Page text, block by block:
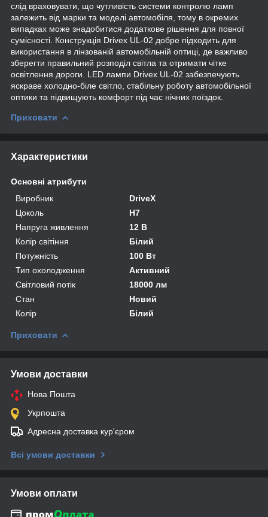
слід враховувати, що чутливість системи контролю ламп
залежить від марки та моделі автомобіля, тому в окремих
випадках може знадобитися додаткове рішення для повної
сумісності. Конструкція Drivex UL-02 добре підходить для
використання в лінзованій автомобільній оптиці, де важливо
зберегти правильний розподіл світла та отримати чітке
освітлення дороги. LED лампи Drivex UL-02 забезпечують
яскраве холодно-біле світло, стабільну роботу автомобільної
оптики та підвищують комфорт під час нічних поїздок.
Приховати
Характеристики
Основні атрибути
Виробник
DriveX
Цоколь
H7
Напруга живлення
12 В
Колір світіння
Білий
Потужність
100 Вт
Тип охолодження
Активний
Світловий потік
18000 лм
Стан
Новий
Колір
Білий
Приховати
Умови доставки
Нова Пошта
Укрпошта
Адресна доставка кур'єром
Всі умови доставки
Умови оплати